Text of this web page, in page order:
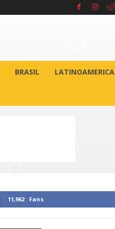
BRASIL LATINOAMERICA
11,962 Fans